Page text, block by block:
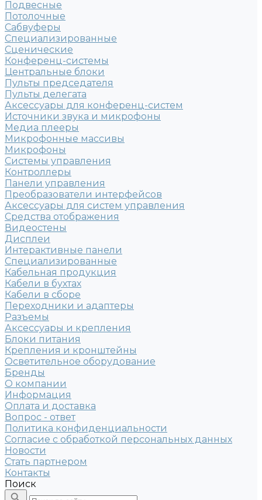
Подвесные
Потолочные
Сабвуферы
Специализированные
Сценические
Конференц-системы
Центральные блоки
Пульты председателя
Пульты делегата
Аксессуары для конференц-систем
Источники звука и микрофоны
Медиа плееры
Микрофонные массивы
Микрофоны
Системы управления
Контроллеры
Панели управления
Преобразователи интерфейсов
Аксессуары для систем управления
Средства отображения
Видеостены
Дисплеи
Интерактивные панели
Специализированные
Кабельная продукция
Кабели в бухтах
Кабели в сборе
Переходники и адаптеры
Разъемы
Аксессуары и крепления
Блоки питания
Крепления и кронштейны
Осветительное оборудование
Бренды
О компании
Информация
Оплата и доставка
Вопрос - ответ
Политика конфиденциальности
Согласие с обработкой персональных данных
Новости
Стать партнером
Контакты
Поиск